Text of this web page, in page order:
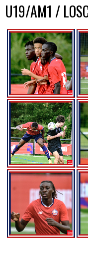
U19/AM1 /